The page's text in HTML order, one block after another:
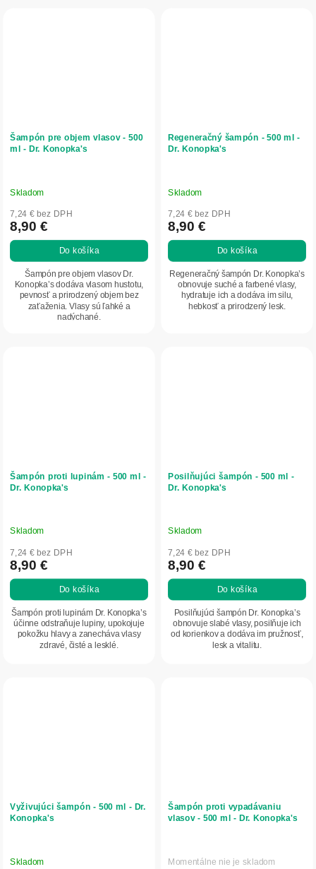
Šampón pre objem vlasov - 500
ml - Dr. Konopka's
Skladom
7,24 € bez DPH
8,90 €
Do košíka
Šampón pre objem vlasov Dr.
Konopka’s dodáva vlasom hustotu,
pevnosť a prirodzený objem bez
zaťaženia. Vlasy sú ľahké a
nadýchané.
Regeneračný šampón - 500 ml -
Dr. Konopka's
Skladom
7,24 € bez DPH
8,90 €
Do košíka
Regeneračný šampón Dr. Konopka’s
obnovuje suché a farbené vlasy,
hydratuje ich a dodáva im silu,
hebkosť a prirodzený lesk.
Šampón proti lupinám - 500 ml -
Dr. Konopka's
Skladom
7,24 € bez DPH
8,90 €
Do košíka
Šampón proti lupinám Dr. Konopka’s
účinne odstraňuje lupiny, upokojuje
pokožku hlavy a zanecháva vlasy
zdravé, čisté a lesklé.
Posilňujúci šampón - 500 ml -
Dr. Konopka's
Skladom
7,24 € bez DPH
8,90 €
Do košíka
Posilňujúci šampón Dr. Konopka’s
obnovuje slabé vlasy, posilňuje ich
od korienkov a dodáva im pružnosť,
lesk a vitalitu.
Vyživujúci šampón - 500 ml - Dr.
Konopka's
Skladom
Šampón proti vypadávaniu
vlasov - 500 ml - Dr. Konopka's
Momentálne nie je skladom